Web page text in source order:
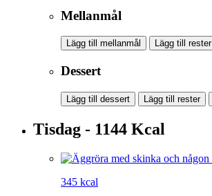
Mellanmål
Lägg till mellanmål Lägg till rester
Dessert
Lägg till dessert Lägg till rester
Tisdag - 1144 Kcal
345 kcal